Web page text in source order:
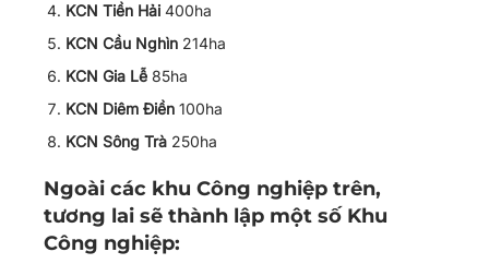
KCN Tiền Hải 400ha
KCN Cầu Nghìn 214ha
KCN Gia Lễ 85ha
KCN Diêm Điền 100ha
KCN Sông Trà 250ha
Ngoài các khu Công nghiệp trên,
tương lai sẽ thành lập một số Khu
Công nghiệp: